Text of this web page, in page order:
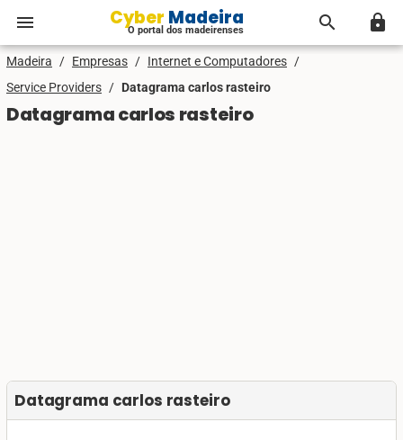
menu Cyber Madeira
O portal dos madeirenses search lock
Madeira / Empresas / Internet e Computadores /
Service Providers / Datagrama carlos rasteiro
Datagrama carlos rasteiro
Datagrama carlos rasteiro